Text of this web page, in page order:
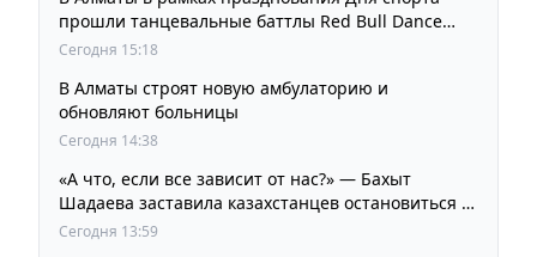
прошли танцевальные баттлы Red Bull Dance
Your Style
Сегодня 15:18
В Алматы строят новую амбулаторию и
обновляют больницы
Сегодня 14:38
«А что, если все зависит от нас?» — Бахыт
Шадаева заставила казахстанцев остановиться и
задуматься
Сегодня 13:59